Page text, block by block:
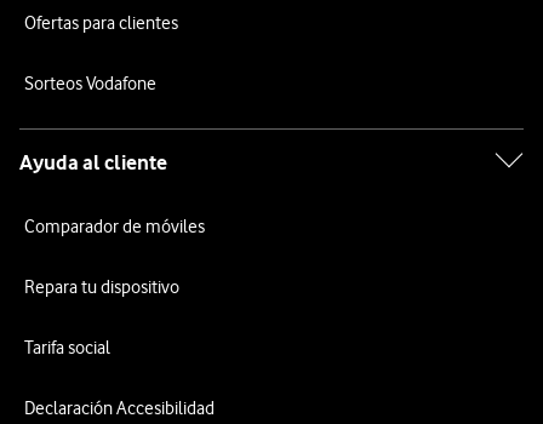
Ofertas para clientes
Sorteos Vodafone
Ayuda al cliente
Comparador de móviles
Repara tu dispositivo
Tarifa social
Declaración Accesibilidad